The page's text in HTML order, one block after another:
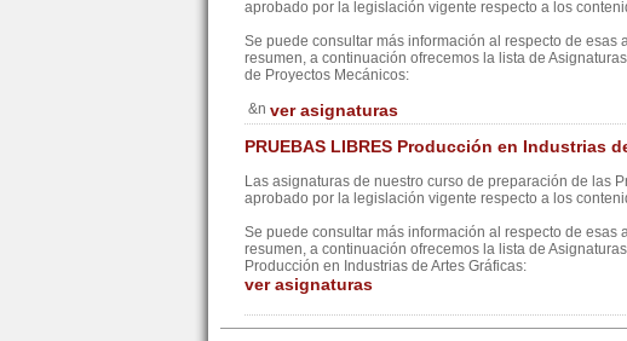
aprobado por la legislación vigente respecto a los
Se puede consultar más información al respecto de esas
resumen, a continuación ofrecemos la lista de
de Proyectos Mecánicos:
&n ver asignaturas
PRUEBAS LIBRES Producción en Industrias
Las asignaturas de nuestro curso de preparación de las
aprobado por la legislación vigente respecto a los
Se puede consultar más información al respecto de esas
resumen, a continuación ofrecemos la lista de
Producción en Industrias de Artes Gráficas:
ver asignaturas